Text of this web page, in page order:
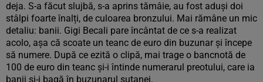
deja. S-a făcut slujbă, s-a aprins tămâie, au fost aduși doi
stâlpi foarte înalți, de culoarea bronzului. Mai rămâne un mic
detaliu: banii. Gigi Becali pare încântat de ce s-a realizat
acolo, așa că scoate un teanc de euro din buzunar și începe
să numere. După ce ezită o clipă, mai trage o bancnotă de
100 de euro din teanc și-i întinde numerarul preotului, care ia
banii și-i bagă în buzunarul sutanei.